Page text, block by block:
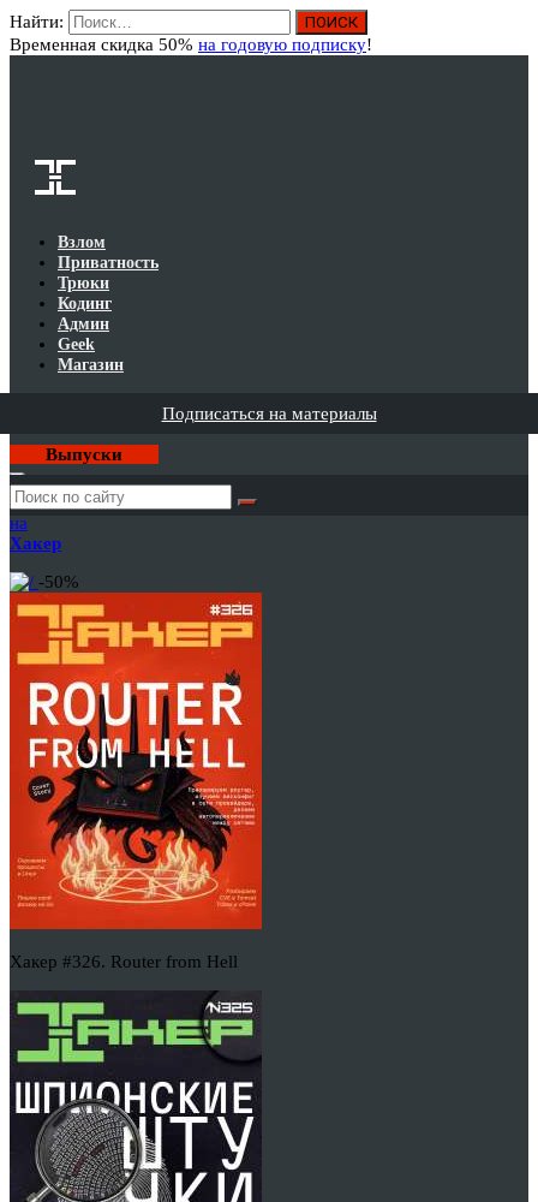
Найти:
Временная скидка 50% на годовую подписку!
Взлом
Приватность
Трюки
Кодинг
Админ
Geek
Магазин
Подписаться на материалы
Выпуски
Годовая
подписка
на
Хакер
-50%
Хакер #326. Router from Hell